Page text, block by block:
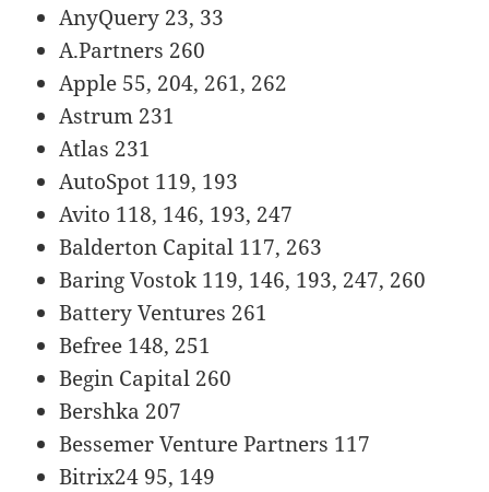
AnyQuery 23, 33
A.Partners 260
Apple 55, 204, 261, 262
Astrum 231
Atlas 231
AutoSpot 119, 193
Avito 118, 146, 193, 247
Balderton Capital 117, 263
Baring Vostok 119, 146, 193, 247, 260
Battery Ventures 261
Befree 148, 251
Begin Capital 260
Bershka 207
Bessemer Venture Partners 117
Bitrix24 95, 149